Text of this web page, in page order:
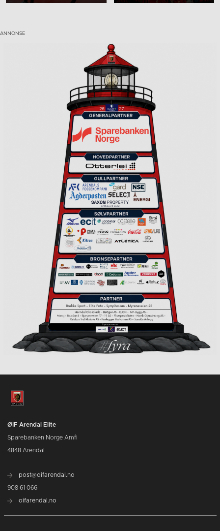
ØIF Arendal Elite
Sparebanken Norge Amfi
4848 Arendal
post@oifarendal.no
908 61 066
oifarendal.no